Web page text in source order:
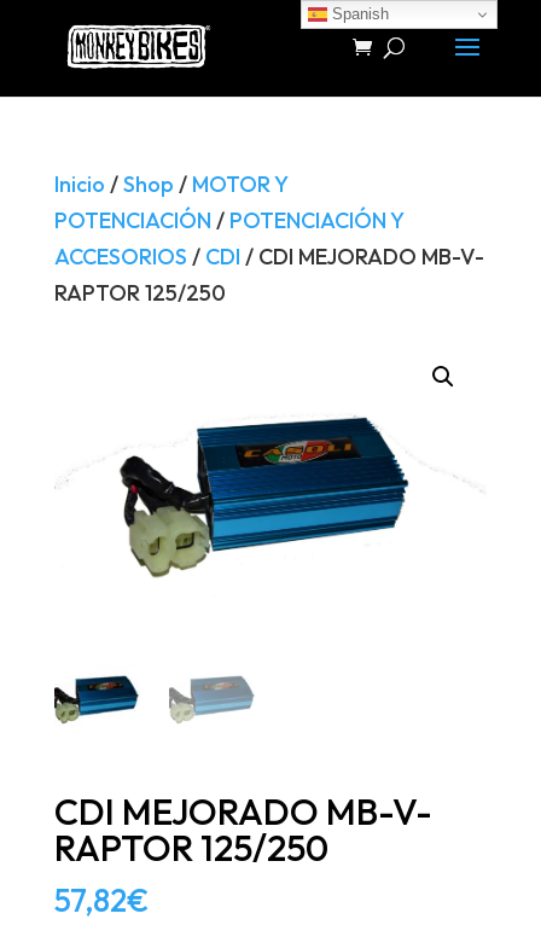
Búsqueda
productos
Inicio /Shop / MOTOR Y
POTENCIACIÓN / POTENCIACIÓN Y
ACCESORIOS / CDI / CDI MEJORADO MB-V-
RAPTOR 125/250
CDI MEJORADO MB-V-
RAPTOR 125/250
57,82€
Spanish